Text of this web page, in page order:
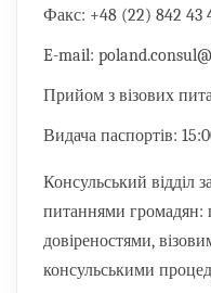
Факс: +48 (22) 842 43
E-mail:
Прийом з візових
Видача паспортів:
Консульський відділ
питаннями громадян:
довіреностями,
консульськими